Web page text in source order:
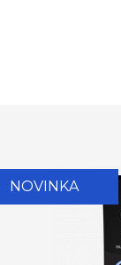
NOVINKA